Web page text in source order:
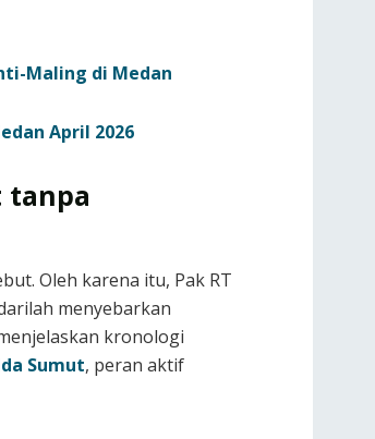
Maling di Medan
April 2026
tanpa
Oleh karena itu, Pak RT
menyebarkan
kronologi
Sumut, peran aktif